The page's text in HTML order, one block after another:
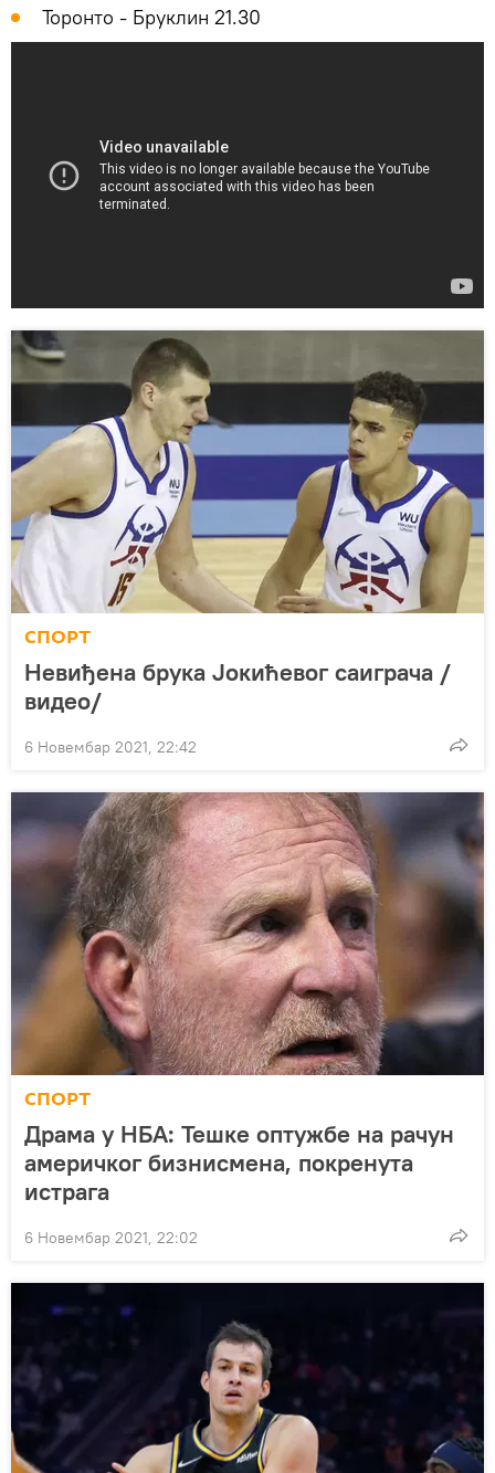
Торонто - Бруклин 21.30
СПОРТ
Невиђена брука Јокићевог саиграча /
видео/
6 Новембар 2021, 22:42
СПОРТ
Драма у НБА: Тешке оптужбе на рачун
америчког бизнисмена, покренута
истрага
6 Новембар 2021, 22:02